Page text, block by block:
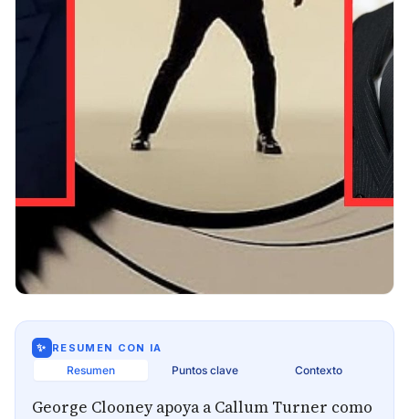
✨ RESUMEN CON IA
Resumen Puntos clave Contexto
George Clooney apoya a Callum Turner como